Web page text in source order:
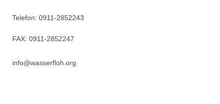
Telefon: 0911-2852243
FAX: 0911-2852247
info@wasserfloh.org